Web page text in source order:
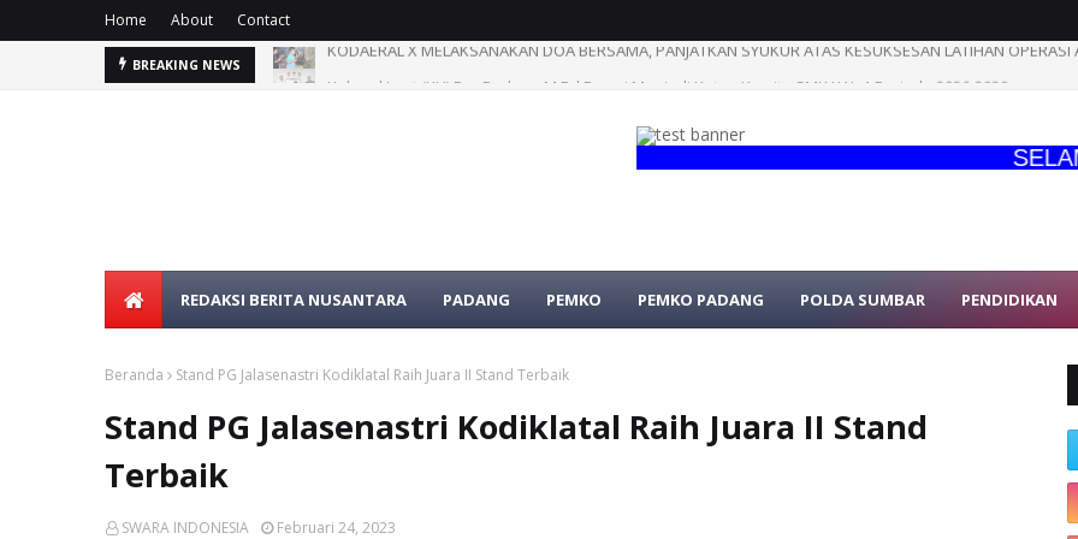
Home About Contact
BREAKING NEWS Kolonel Laut (KH) Drs.Burhan, M.Pd Resmi Menjadi Ketua Komite SMK KAL-1 Periode 2026-2030
SELAMAT
REDAKSI BERITA NUSANTARA PADANG PEMKO PEMKO PADANG POLDA SUMBAR PENDIDIKAN
Beranda Stand PG Jalasenastri Kodiklatal Raih Juara II Stand Terbaik
Stand PG Jalasenastri Kodiklatal Raih Juara II Stand
Terbaik
SWARA INDONESIA Februari 24, 2023